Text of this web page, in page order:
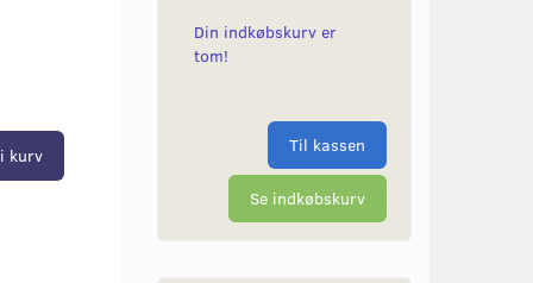
kurv
Din indkøbskurv er
tom!
Til kassen
Se indkøbskurv